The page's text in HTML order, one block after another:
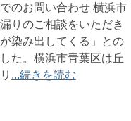
のお問い合わせ 横浜市
りのご相談をいただき
染み出してくる」との
た。横浜市青葉区は丘
...続きを読む